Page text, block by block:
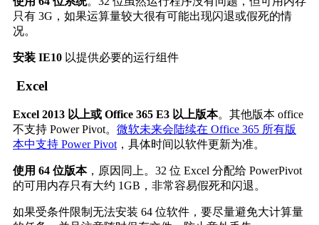
只有 3G，如果运算量较大很有可能出现闪退或假死的情
况。
安装 IE10 以提供必要的运行组件
Excel
Excel 2013 以上或 Office 365 E3 以上版本。其他版本 office
不支持 Power Pivot。 微软未来会陆续在 Office 365 所有版
本中支持 Power Pivot ，具体时间以软件更新为准。
使用 64 位版本，原因同上。32 位 Excel 分配给 PowerPivot
的可用内存只有大约 1GB，非常容易假死和闪退。
如果受条件限制无法安装 64 位软件，要尽量避免大计算量